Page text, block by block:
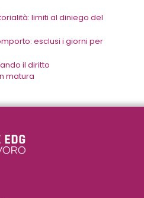
limiti al diniego del
esclusi i giorni per
il diritto
matura